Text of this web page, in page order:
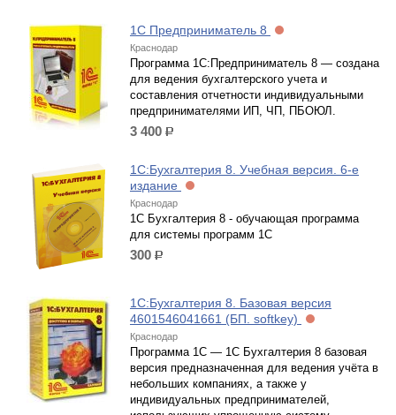
1С Предприниматель 8
Краснодар
Программа 1С:Предприниматель 8 — создана
для ведения бухгалтерского учета и
составления отчетности индивидуальными
предпринимателями ИП, ЧП, ПБОЮЛ.
3 400 р.
1C:Бухгалтерия 8. Учебная версия. 6-е
издание
Краснодар
1С Бухгалтерия 8 - обучающая программа
для системы программ 1С
300 р.
1С:Бухгалтерия 8. Базовая версия
4601546041661 (БП. softkey)
Краснодар
Программа 1С — 1С Бухгалтерия 8 базовая
версия предназначенная для ведения учёта в
небольших компаниях, а также у
индивидуальных предпринимателей,